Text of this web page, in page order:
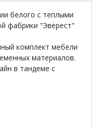
белого с теплыми
фабрики "Эверест"
комплект мебели
материалов.
в тандеме с